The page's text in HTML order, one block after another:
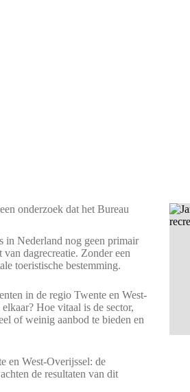
onderzoek dat het Bureau
in Nederland nog geen primair
dagrecreatie. Zonder een
toeristische bestemming.
in de regio Twente en West-
Hoe vitaal is de sector,
of weinig aanbod te bieden en
en West-Overijssel: de
de resultaten van dit